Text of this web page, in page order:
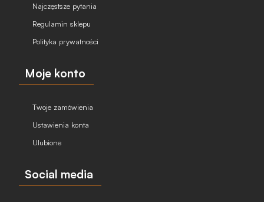
Najczęstsze pytania
Regulamin sklepu
Polityka prywatności
Moje konto
Twoje zamówienia
Ustawienia konta
Ulubione
Social media